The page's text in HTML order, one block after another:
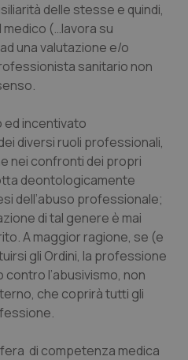
delle stesse e quindi,
medico (…lavora su
una valutazione e/o
sanitario non
ed incentivato
diversi ruoli professionali,
nei confronti dei propri
deontologicamente
dell’abuso professionale;
di tal genere è mai
A maggior ragione, se (e
gli Ordini, la professione
l’abusivismo, non
che coprirà tutti gli
di competenza medica